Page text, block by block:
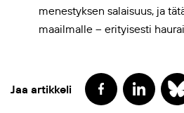
menestyksen salaisuus, ja
maailmalle – erityisesti
Jaa artikkeli